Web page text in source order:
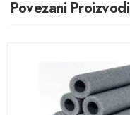
Povezani Proizvodi